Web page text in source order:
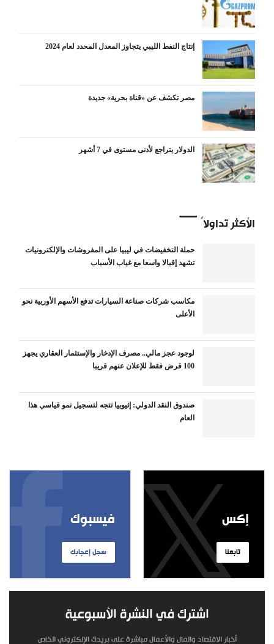
إنتاج النفط الليبي يتجاوز المعدل المحدد لعام 2024
مصر تكشف عن «قناة بحرية» جديدة
الدولار يتراجع لأدنى مستوى في 7 أشهر
الأكثر تداولاً
حملة التخفيضات في ليبيا على المفروشات والإلكترونيات
تشهد إقبالا واسعا مع غياب الأسباب
مكاسب شركات صناعة السيارات تدفع الأسهم الأوربية نحو
الأعلى
لوجود عجز مالي.. مصرف الإدخار والإستثمار العقاري يجهز
100 قرض فقط للإعلان عنهم قريبا
صندوق النقد الدولي: إثيوبيا تتجه لتسجيل نمو قياسي هذا
العام
فيسبوك
سجل إعجابك
إكس
تابعنا
اشترك في النشرة الأسبوعية
أخبار الاقتصاد والمال والأعمال مباشرة على بريدك الإلكتروني الخاص